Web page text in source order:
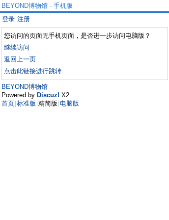
BEYOND博物馆 - 手机版
登录 注册
您访问的页面无手机页面，是否进一步访问电脑版？
继续访问
返回上一页
点击此链接进行跳转
BEYOND博物馆
Powered by Discuz! X2
首页 标准版 精简版 电脑版